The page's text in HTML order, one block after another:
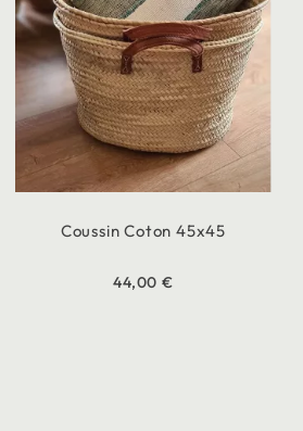
Coussin Coton 45x45
44,00 €